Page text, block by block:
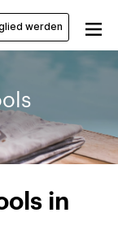
werden
in